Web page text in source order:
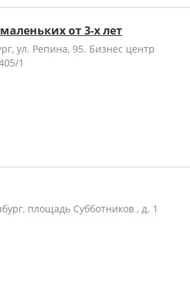
от 3-х лет
ул. Репина, 95. Бизнес центр
1
площадь Субботников , д. 1